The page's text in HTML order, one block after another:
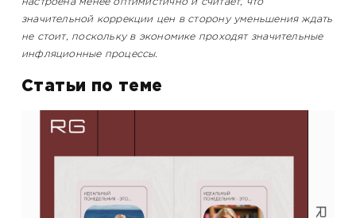
настроена менее оптимистично и считает, что
значительной коррекции цен в сторону уменьшения ждать
не стоит, поскольку в экономике проходят значительные
инфляционные процессы.
Статьи по теме